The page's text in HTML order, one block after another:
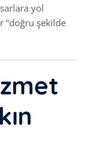
yol
“doğru şekilde